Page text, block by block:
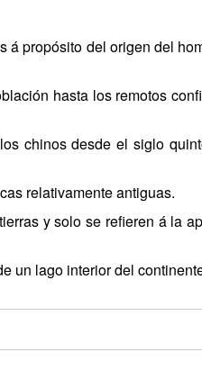
á propósito del origen del
hasta los remotos
chinos desde el siglo
relativamente antiguas.
y solo se refieren á la
un lago interior del